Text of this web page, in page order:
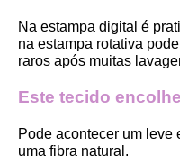
Na estampa digital é
na estampa rotativa
raros após muitas
Este tecido
Pode acontecer um leve
uma fibra natural.